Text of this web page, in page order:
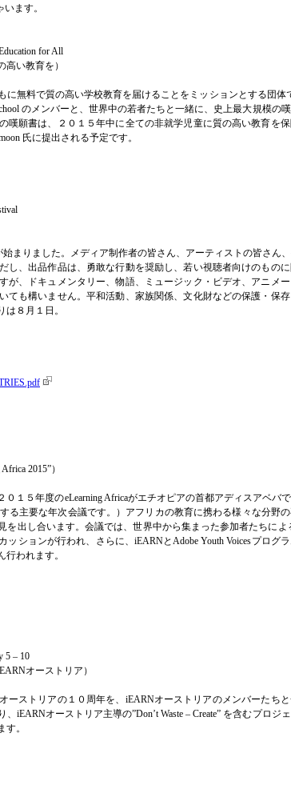
ます。
for All
い教育を）
無料で質の高い学校教育を届けることをミッションとする団体
のメンバーと、世界中の若者たちと一緒に、史上最大規模の
嘆願書は、２０１５年中に全ての非就学児童に質の高い教育を
氏に提出される予定です。
まりました。メディア制作者の皆さん、アーティストの皆さん
し、出品作品は、勇敢な行動を奨励し、若い視聴者向けのもの
が、ドキュメンタリー、物語、ミュージック・ビデオ、アニメ
ても構いません。平和活動、家族関係、文化財などの保護・保
８月１日。
2015”）
１５年度のeLearning Africaがエチオピアの首都アディスアベバ
る主要な年次会議です。）アフリカの教育に携わる様々な分野
出し合います。会議では、世界中から集まった参加者たちによ
ションが行われ、さらに、iEARNとAdobe Youth Voicesプログ
われます。
5 – 10
オーストリア）
ーストリアの１０周年を、iEARNオーストリアのメンバーたち
iEARNオーストリア主導の”Don’t Waste – Create” を含むプロジ
。